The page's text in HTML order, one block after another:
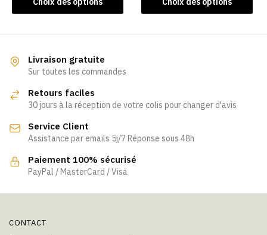
produit
variations.
Les
peuvent
choisies
sur
la
page
a
être
Livraison gratuite
Sur toutes les commandes
Retours faciles
30 jours à la réception de votre colis pour changer d'avis
Service Client
Assistance par emails 5j/7 Réponse sous 48h
Paiement 100% sécurisé
PayPal / MasterCard / Visa
CONTACT